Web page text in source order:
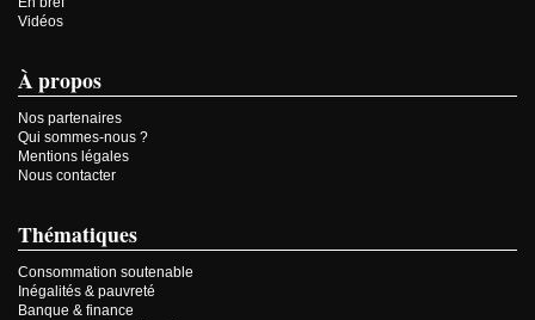
En bref
Vidéos
À propos
Nos partenaires
Qui sommes-nous ?
Mentions légales
Nous contacter
Thématiques
Consommation soutenable
Inégalités & pauvreté
Banque & finance